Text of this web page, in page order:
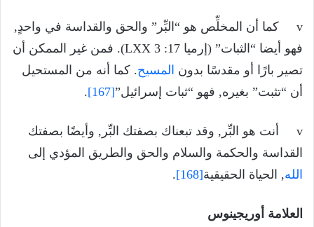
v كما أن المخلِّص هو “البِّر” والحق والقداسة في واحدٍ,
فهو أيضا “الثبات” (إرميا 17: 3 LXX). فمن غير الممكن أن
تصير بارًا أو مقدسًا بدون المسيح. كما أنه من المستحيل
أن “تثبت” بغيره, فهو “ثبات إسرائيل”[167]
.
v أنت هو البِّر, وقد تبعناك بصفتك البِّر, وأيضًا بصفتك
القداسة والحكمة والسلام والحق والطريق المؤدي إلى
الله, الحياة الحقيقية[168]
.
العلامة أوريجينوس